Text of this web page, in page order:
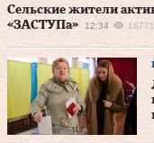
Сельские жители
«ЗАСТУПа»
12:34 16771